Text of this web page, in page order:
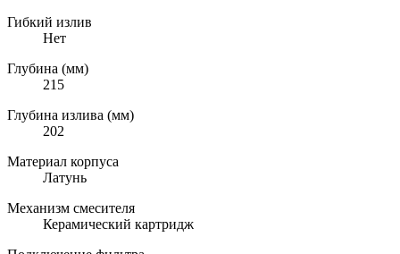
Гибкий излив
Нет
Глубина (мм)
215
Глубина излива (мм)
202
Материал корпуса
Латунь
Механизм смесителя
Керамический картридж